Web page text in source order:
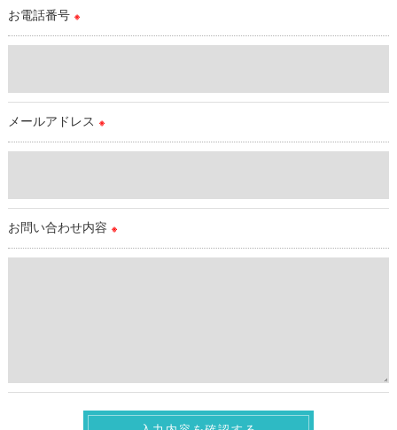
これらの委託先に対しては個人情報保護契約等の措置をとり、
適切な監督を行います。
当店では、個人情報の漏洩等がなされないよう、適切に安全管
理対策を実施します。
をご提供できない場合がございますので予めご了承ください。
＜個人情報の開示･訂正・削除･利用停止の手続について＞
お電話番号 ※
メールアドレス ※
お問い合わせ内容 ※